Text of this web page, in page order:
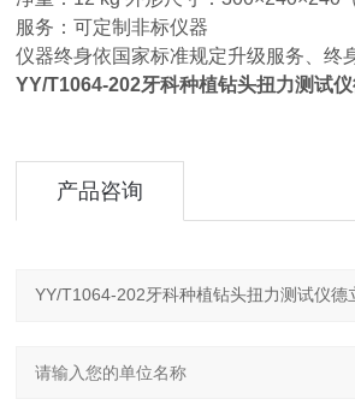
服务：可定制非标仪器
仪器终身依国家标准规定升级服务、终
YY/T1064-202牙科种植钻头扭力测试
产品咨询